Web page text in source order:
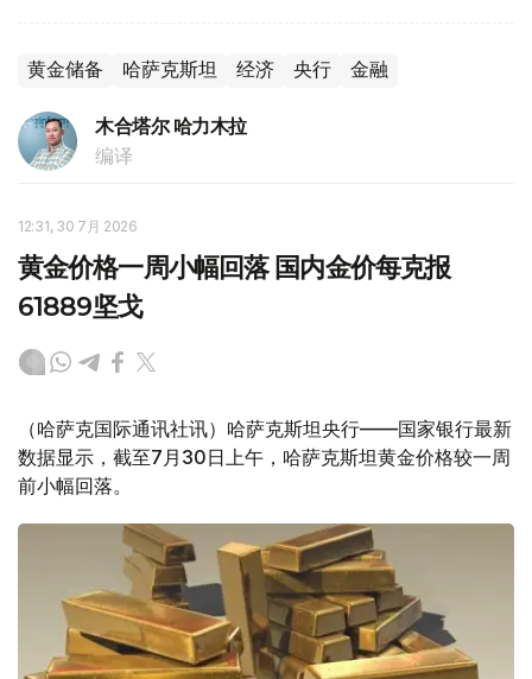
黄金储备 哈萨克斯坦 经济 央行 金融
木合塔尔 哈力木拉
编译
12:31, 30 7月 2026
黄金价格一周小幅回落 国内金价每克报
61889坚戈
（哈萨克国际通讯社讯）哈萨克斯坦央行——国家银行最新
数据显示，截至7月30日上午，哈萨克斯坦黄金价格较一周
前小幅回落。